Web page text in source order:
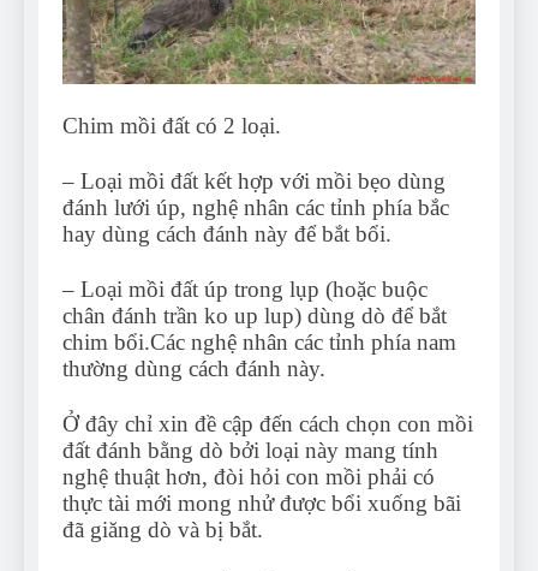
Can Bulldogs Play Fetch?
And How to Train Them!
7 Năm Ago
Groom My Bulldog
Chim mồi đất có 2 loại.
– Loại mồi đất kết hợp với mồi bẹo dùng
đánh lưới úp, nghệ nhân các tỉnh phía bắc
hay dùng cách đánh này để bắt bổi.
– Loại mồi đất úp trong lụp (hoặc buộc
chân đánh trần ko up lup) dùng dò để bắt
chim bổi.Các nghệ nhân các tỉnh phía nam
thường dùng cách đánh này.
Ở đây chỉ xin đề cập đến cách chọn con mồi
đất đánh bằng dò bởi loại này mang tính
nghệ thuật hơn, đòi hỏi con mồi phải có
thực tài mới mong nhử được bổi xuống bãi
đã giăng dò và bị bắt.